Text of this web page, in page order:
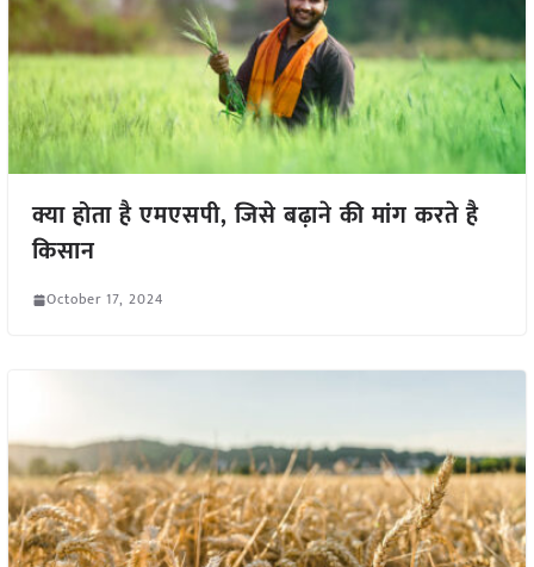
क्या होता है एमएसपी, जिसे बढ़ाने की मांग करते है
किसान
October 17, 2024